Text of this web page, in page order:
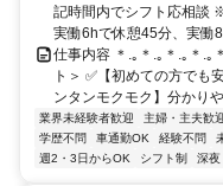
記時間内でシフト応相談
実働6hで休憩45分、実働
仕事内容 ＊.｡＊.｡＊.｡＊.｡
ト＞ ✅【初めての方でも
ンタンモクモク】分かり
業界未経験者歓迎 主婦・主夫歓
学歴不問
車通勤OK 経験不問
週2・3日からOK
シフト制 深夜